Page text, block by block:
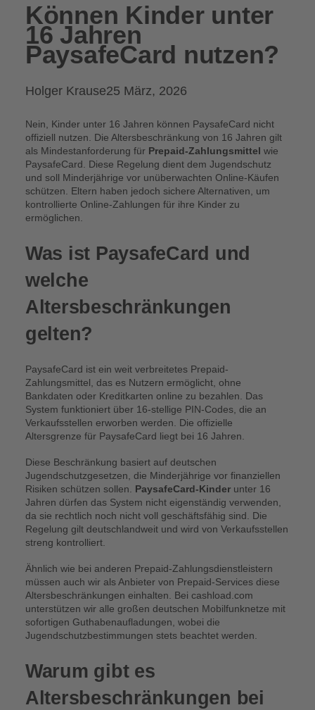
Können Kinder unter
16 Jahren
PaysafeCard nutzen?
Posted
Holger Krause25 März, 2026
Nein, Kinder unter 16 Jahren können PaysafeCard nicht
offiziell nutzen. Die Altersbeschränkung von 16 Jahren gilt
als Mindestanforderung für Prepaid-Zahlungsmittel wie
PaysafeCard. Diese Regelung dient dem Jugendschutz
und soll Minderjährige vor unüberwachten Online-Käufen
schützen. Eltern haben jedoch sichere Alternativen, um
kontrollierte Online-Zahlungen für ihre Kinder zu
ermöglichen.
Was ist PaysafeCard und
welche
Altersbeschränkungen
gelten?
PaysafeCard ist ein weit verbreitetes Prepaid-
Zahlungsmittel, das es Nutzern ermöglicht, ohne
Bankdaten oder Kreditkarten online zu bezahlen. Das
System funktioniert über 16-stellige PIN-Codes, die an
Verkaufsstellen erworben werden. Die offizielle
Altersgrenze für PaysafeCard liegt bei 16 Jahren.
Diese Beschränkung basiert auf deutschen
Jugendschutzgesetzen, die Minderjährige vor finanziellen
Risiken schützen sollen. PaysafeCard-Kinderunter 16
Jahren dürfen das System nicht eigenständig verwenden,
da sie rechtlich noch nicht voll geschäftsfähig sind. Die
Regelung gilt deutschlandweit und wird von Verkaufsstellen
streng kontrolliert.
Ähnlich wie bei anderen Prepaid-Zahlungsdienstleistern
müssen auch wir als Anbieter von Prepaid-Services diese
Altersbeschränkungen einhalten. Bei cashload.com
unterstützen wir alle großen deutschen Mobilfunknetze mit
sofortigen Guthabenaufladungen, wobei die
Jugendschutzbestimmungen stets beachtet werden.
Warum gibt es
Altersbeschränkungen bei